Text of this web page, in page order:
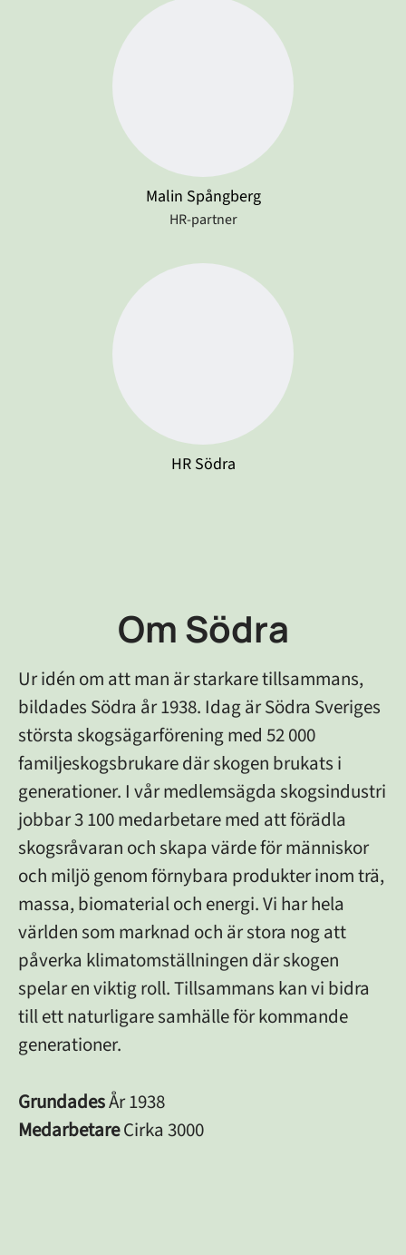
Malin Spångberg
HR-partner
HR Södra
Om Södra
Ur idén om att man är starkare tillsammans,
bildades Södra år 1938. Idag är Södra Sveriges
största skogsägarförening med 52 000
familjeskogsbrukare där skogen brukats i
generationer. I vår medlemsägda skogsindustri
jobbar 3 100 medarbetare med att förädla
skogsråvaran och skapa värde för människor
och miljö genom förnybara produkter inom trä,
massa, biomaterial och energi. Vi har hela
världen som marknad och är stora nog att
påverka klimatomställningen där skogen
spelar en viktig roll. Tillsammans kan vi bidra
till ett naturligare samhälle för kommande
generationer.
GrundadesÅr 1938
MedarbetareCirka 3000